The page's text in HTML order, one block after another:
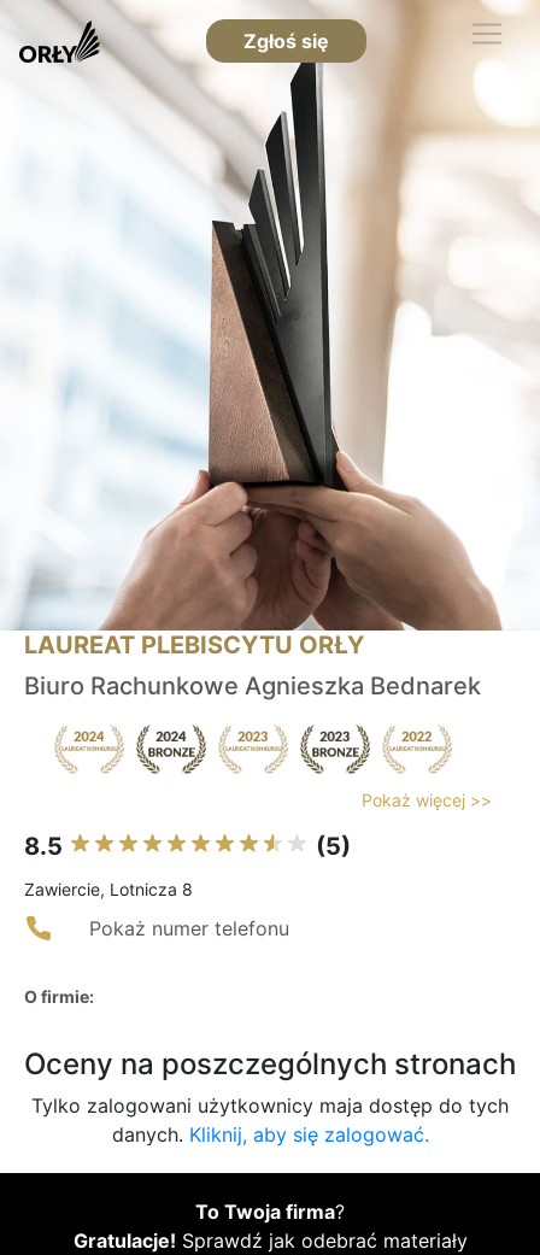
Zgłoś się
LAUREAT PLEBISCYTU ORŁY
Biuro Rachunkowe Agnieszka Bednarek
Pokaż więcej >>
8.5 (5)
Zawiercie, Lotnicza 8
Pokaż numer telefonu
O firmie:
Oceny na poszczególnych stronach
Tylko zalogowani użytkownicy maja dostęp do tych
danych. Kliknij, aby się zalogować.
To Twoja firma?
Gratulacje! Sprawdź jak odebrać materiały